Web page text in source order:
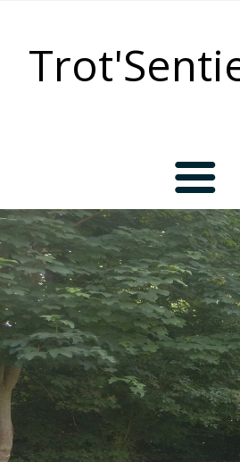
Accueil
Bienvenue chez les
Les activités